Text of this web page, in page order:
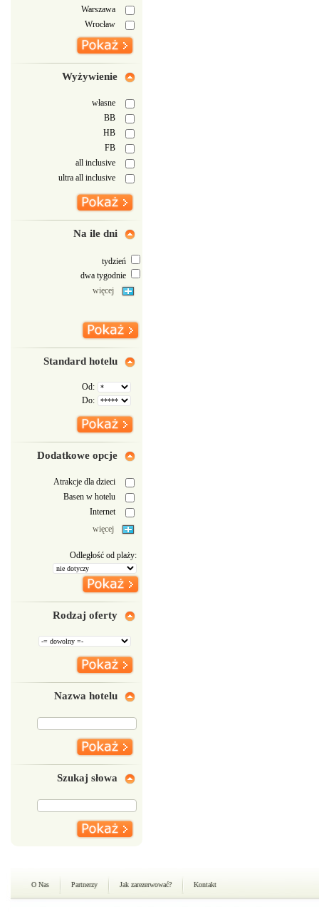
Warszawa
Wrocław
Wyżywienie
własne
BB
HB
FB
all inclusive
ultra all inclusive
Na ile dni
tydzień
dwa tygodnie
więcej
Standard hotelu
Od:
Do:
Dodatkowe opcje
Atrakcje dla dzieci
Basen w hotelu
Internet
więcej
Odległość od plaży:
Rodzaj oferty
Nazwa hotelu
Szukaj słowa
O Nas Partnerzy Jak zarezerwować? Kontakt